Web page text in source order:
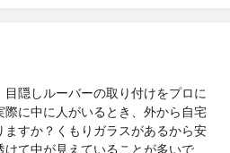
隠しルーバーの取り付けをプロに
に中に人がいるとき、外から自宅
すか？くもりガラスがあるから安
て中が見えていることが多いで